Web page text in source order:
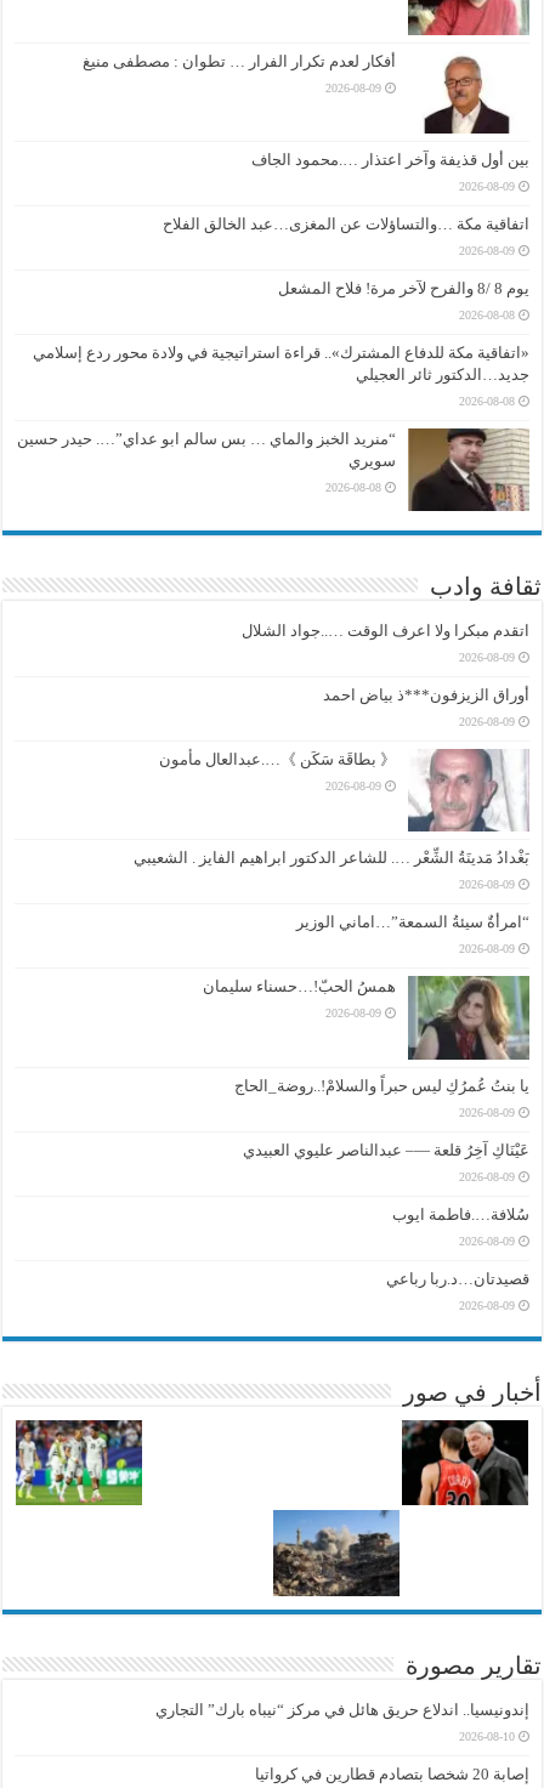
أفكار لعدم تكرار الفرار … تطوان : مصطفى منيغ
2026-08-09
بين أول قذيفة وآخر اعتذار ….محمود الجاف
2026-08-09
اتفاقية مكة …والتساؤلات عن المغزى…عبد الخالق الفلاح
2026-08-09
يوم 8 /8 والفرح لآخر مرة! فلاح المشعل
2026-08-08
«اتفاقية مكة للدفاع المشترك».. قراءة استراتيجية في ولادة محور ردع إسلامي
جديد…الدكتور ثائر العجيلي
2026-08-08
“منريد الخبز والماي … بس سالم ابو عداي”…. حيدر حسين
سويري
2026-08-08
ثقافة وادب
اتقدم مبكرا ولا اعرف الوقت …..جواد الشلال
2026-08-09
أوراق الزيزفون***ذ بياض احمد
2026-08-09
《 بطاقَة سَكَن 》….عبدالعال مأمون
2026-08-09
بَغْدادُ مَدينَةُ الشِّعْر …. للشاعر الدكتور ابراهيم الفايز . الشعيبي
2026-08-09
“امرأةٌ سيئةُ السمعة”…اماني الوزير
2026-08-09
همسُ الحبّ!…حسناء سليمان
2026-08-09
يا بنتُ عُمرُكِ ليس حبراً والسلامْ!..روضة_الحاج
2026-08-09
عَيْنَاكِ آخِرُ قلعة —– عبدالناصر عليوي العبيدي
2026-08-09
سُلافة….فاطمة ايوب
2026-08-09
قصيدتان…د.ربا رباعي
2026-08-09
أخبار في صور
تقارير مصورة
إندونيسيا.. اندلاع حريق هائل في مركز “نيباه بارك” التجاري
2026-08-10
إصابة 20 شخصا بتصادم قطارين في كرواتيا